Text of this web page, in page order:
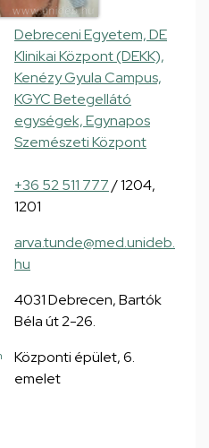
Debreceni Egyetem, DE
Klinikai Központ (DEKK),
Kenézy Gyula Campus,
KGYC Betegellátó
egységek, Egynapos
Szemészeti Központ
+36 52 511 777/ 1204,
1201
arva.tunde@med.unideb.
hu
4031 Debrecen, Bartók
Béla út 2-26.
Központi épület, 6.
emelet